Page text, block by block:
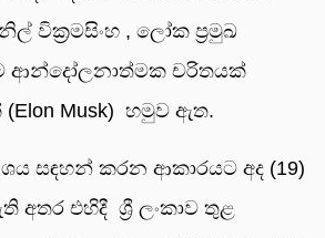
වික්‍රමසිංහ , ලෝක ප්‍රමුඛ
ආන්දෝලනාත්මක චරිතයක්
Musk) හමුව ඇත.
සඳහන් කරන ආකාරයට අද (19)
අතර එහිදී ශ්‍රී ලංකාව තුළ